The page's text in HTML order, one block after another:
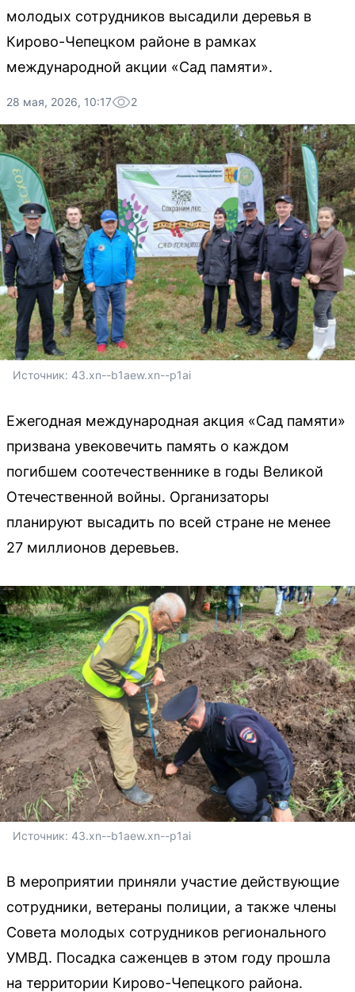
молодых сотрудников высадили деревья в
Кирово-Чепецком районе в рамках
международной акции «Сад памяти».
28 мая, 2026, 10:17 2
Источник: 43.xn--b1aew.xn--p1ai
Ежегодная международная акция «Сад памяти»
призвана увековечить память о каждом
погибшем соотечественнике в годы Великой
Отечественной войны. Организаторы
планируют высадить по всей стране не менее
27 миллионов деревьев.
Источник: 43.xn--b1aew.xn--p1ai
В мероприятии приняли участие действующие
сотрудники, ветераны полиции, а также члены
Совета молодых сотрудников регионального
УМВД. Посадка саженцев в этом году прошла
на территории Кирово-Чепецкого района.